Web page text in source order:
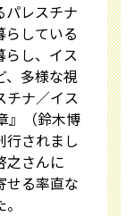
レスチナ
らしている
らし、イス
、多様な視
チナ／イス
』（鈴木博
行されまし
之さんに
せる率直な